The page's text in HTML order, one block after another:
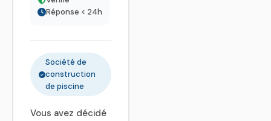
Réponse < 24h
Société de
construction
de piscine
Vous avez décidé